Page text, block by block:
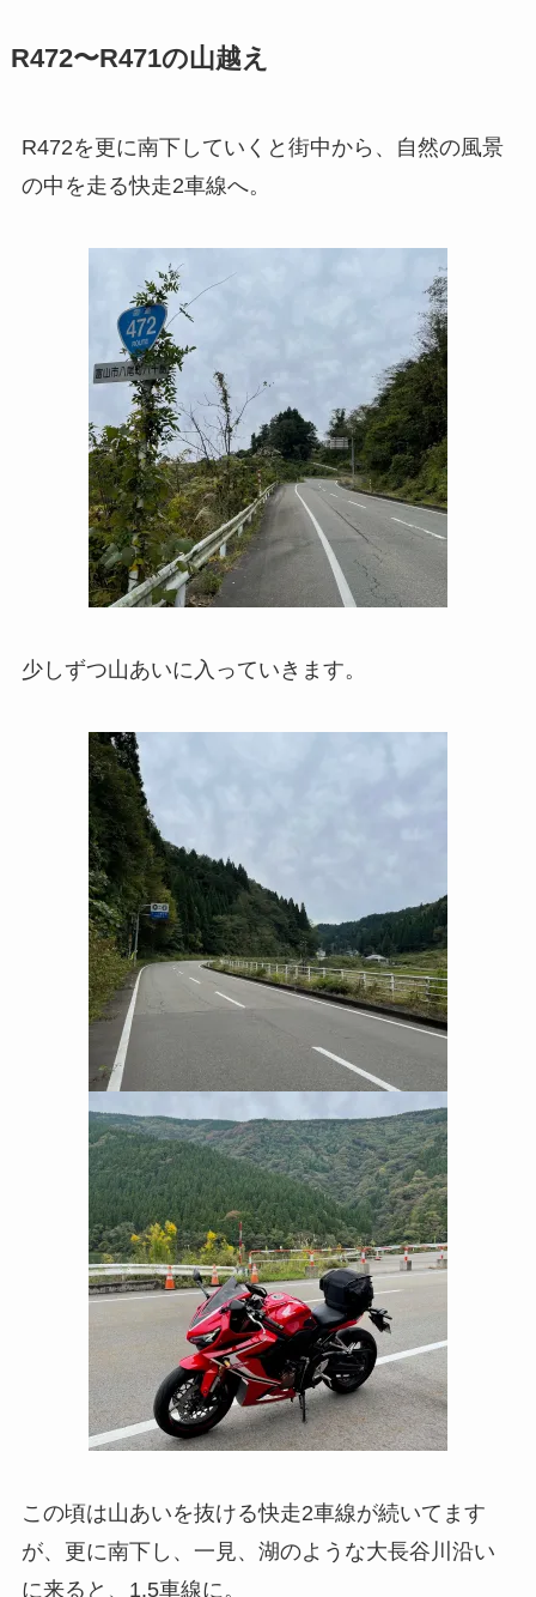
R472〜R471の山越え
R472を更に南下していくと街中から、自然の風景
の中を走る快走2車線へ。
少しずつ山あいに入っていきます。
この頃は山あいを抜ける快走2車線が続いてます
が、更に南下し、一見、湖のような大長谷川沿い
に来ると、1.5車線に。